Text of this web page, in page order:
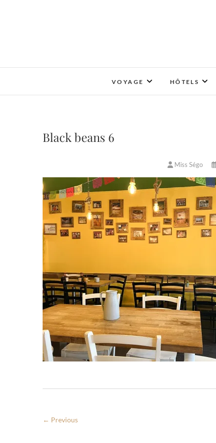
VOYAGE HÔTELS
Black beans 6
Miss Ségo
← Previous